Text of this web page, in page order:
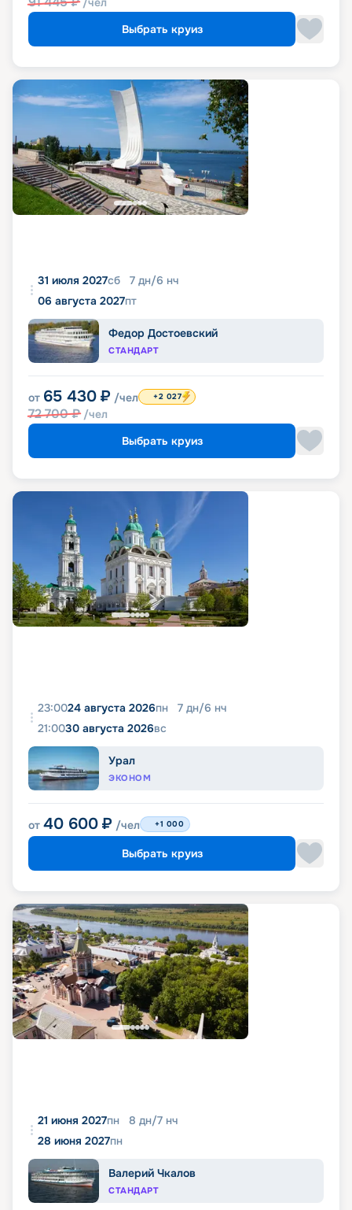
Выбрать круиз
31 июля 2027сб 7 дн/6 нч
06 августа 2027пт
Федор Достоевский
СТАНДАРТ
от 65 430 ₽ /чел
72 700₽ /чел
+2 027
Выбрать круиз
23:0024 августа 2026пн 7 дн/6 нч
21:0030 августа 2026вс
Урал
ЭКОНОМ
от 40 600 ₽ /чел +1 000
Выбрать круиз
21 июня 2027пн 8 дн/7 нч
28 июня 2027пн
Валерий Чкалов
СТАНДАРТ